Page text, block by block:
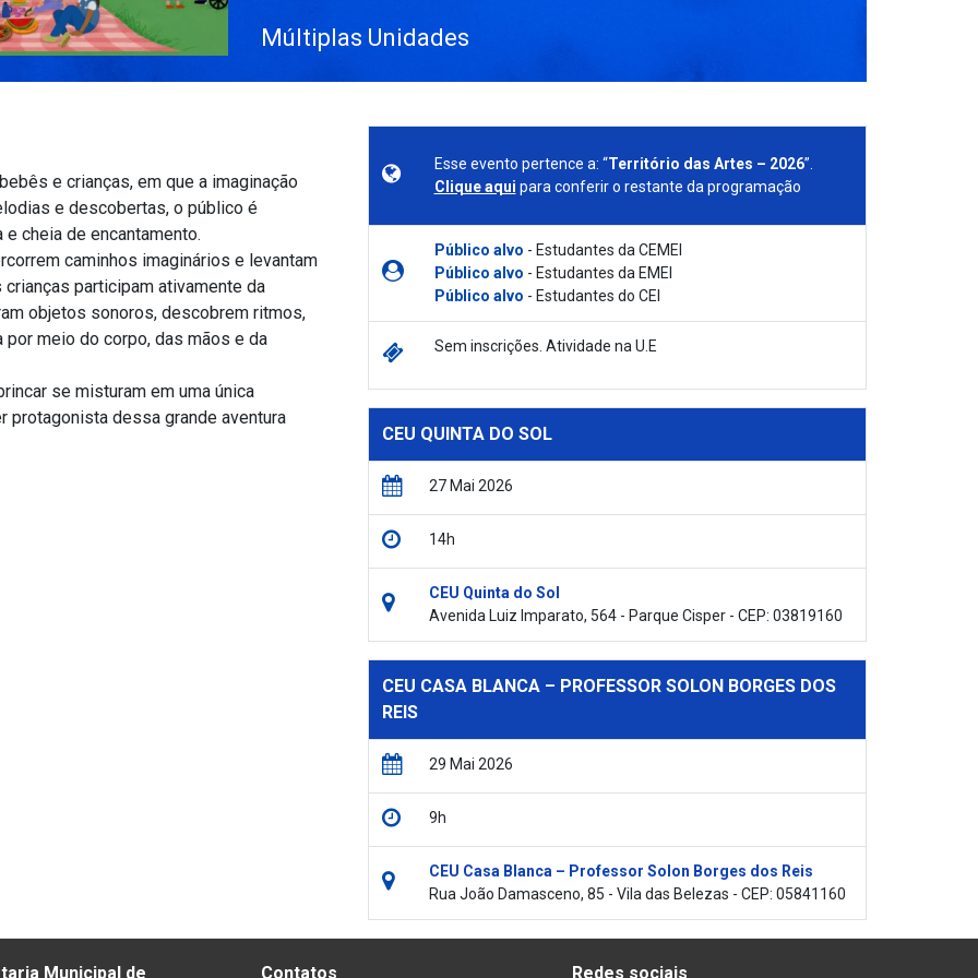
Múltiplas Unidades
e crianças, em que a imaginação
e descobertas, o público é
cheia de encantamento.
caminhos imaginários e levantam
participam ativamente da
objetos sonoros, descobrem ritmos,
meio do corpo, das mãos e da
se misturam em uma única
protagonista dessa grande aventura
Esse evento pertence a: “Território das Artes – 2026”.
Clique aqui para conferir o restante da programação
Público alvo - Estudantes da CEMEI
Público alvo - Estudantes da EMEI
Público alvo - Estudantes do CEI
Sem inscrições. Atividade na U.E
CEU QUINTA DO SOL
27 Mai 2026
14h
CEU Quinta do Sol
Avenida Luiz Imparato, 564 - Parque Cisper - CEP: 03819160
CEU CASA BLANCA – PROFESSOR SOLON BORGES DOS
REIS
29 Mai 2026
9h
CEU Casa Blanca – Professor Solon Borges dos Reis
Rua João Damasceno, 85 - Vila das Belezas - CEP: 05841160
Municipal de Contatos Redes sociais